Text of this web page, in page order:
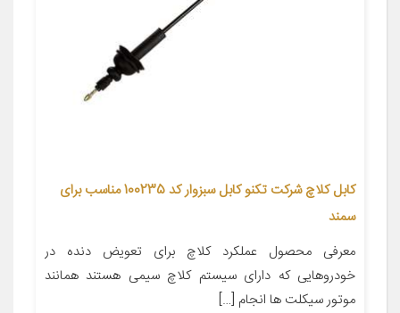
کابل کلاچ شرکت تکنو کابل سبزوار کد 100235 مناسب برای
سمند
معرفی محصول عملکرد کلاچ برای تعویض دنده در
خودروهایی که دارای سیستم کلاچ سیمی هستند همانند
موتور سیکلت ها انجام […]